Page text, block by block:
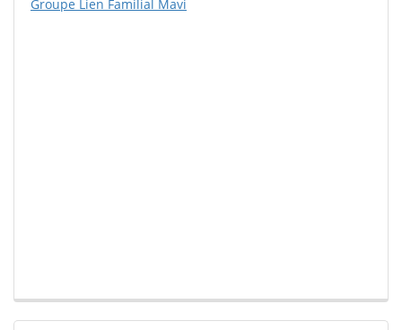
Groupe Lien Familial Mavi